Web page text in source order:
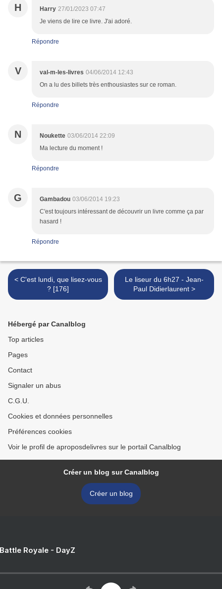
H Harry 27/01/2023 07:47
Je viens de lire ce livre. J'ai adoré.
Répondre
V val-m-les-livres 04/06/2014 12:43
On a lu des billets très enthousiastes sur ce roman.
Répondre
N Noukette 03/06/2014 22:09
Ma lecture du moment !
Répondre
G Gambadou 03/06/2014 19:23
C'est toujours intéressant de découvrir un livre comme ça par
hasard !
Répondre
< C'est lundi, que lisez-vous
? [176]
Le liseur du 6h27 - Jean-
Paul Didierlaurent >
Hébergé par Canalblog
Top articles
Pages
Contact
Signaler un abus
C.G.U.
Cookies et données personnelles
Préférences cookies
Voir le profil de aproposdelivres sur le portail Canalblog
Créer un blog sur Canalblog
Créer un blog
Royale - DayZ